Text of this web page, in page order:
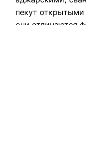
пекут
они отличаются